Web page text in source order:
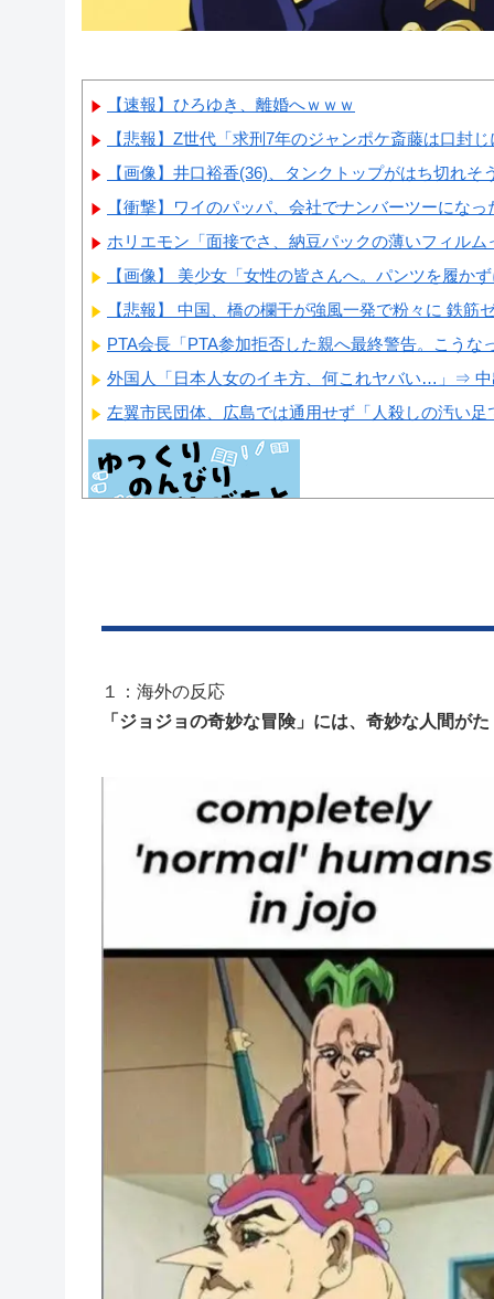
【速報】ひろゆき、離婚へｗｗｗ
【悲報】Z世代「求刑7年のジャンポケ斎藤は口封
【画像】井口裕香(36)、タンクトップがはち切れ
【衝撃】ワイのパッパ、会社でナンバーツーにな
ホリエモン「面接でさ、納豆パックの薄いフィル
【画像】 美少女「女性の皆さんへ。パンツを履か
【悲報】 中国、橋の欄干が強風一発で粉々に 鉄筋
PTA会長「PTA参加拒否した親へ最終警告。こうな
外国人「日本人女のイキ方、何これヤバい…」⇒
左翼市民団体、広島では通用せず「人殺しの汚い
１：海外の反応
「ジョジョの奇妙な冒険」には、奇妙な人間が